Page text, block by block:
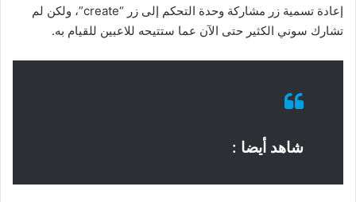
إعادة تسمية زر مشاركة وحدة التحكم إلى زر “create”، ولكن لم
تشارك سوني الكثير حتى الآن عما ستتيحه للاعبين للقيام به.
شاهد أيضا :